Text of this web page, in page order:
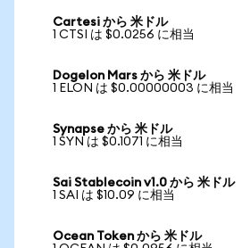
Cartesi から 米ドル
1 CTSI は $0.0256 に相当
Dogelon Mars から 米ドル
1 ELON は $0.00000003 に相当
Synapse から 米ドル
1 SYN は $0.1071 に相当
Sai Stablecoin v1.0 から 米ドル
1 SAI は $10.09 に相当
Ocean Token から 米ドル